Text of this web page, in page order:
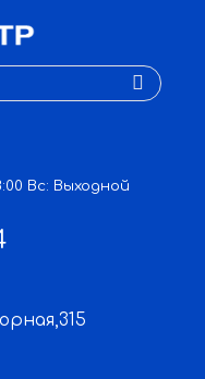
Вс: Выходной